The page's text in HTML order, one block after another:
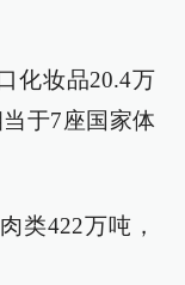
化妆品20.4万
于7座国家体
类422万吨，